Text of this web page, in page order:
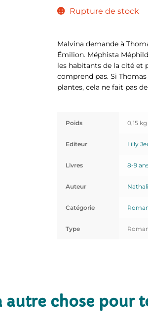
Rupture de stock
Malvina demande à
Émilion. Méphista
les habitants de la cité et
comprend pas. Si
plantes, cela ne fait pas
Poids 0,15 kg
Editeur Lilly
Livres 8-9
Auteur
Catégorie
Type
autre chose pour